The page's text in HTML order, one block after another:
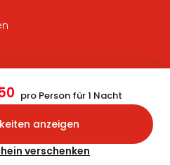
pro Person für 1 Nacht
anzeigen
verschenken